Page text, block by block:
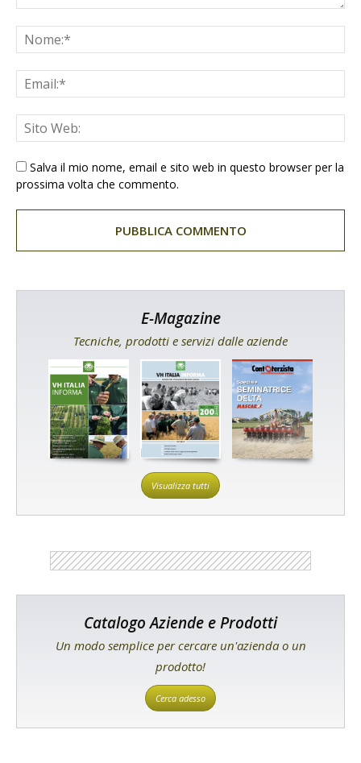
Salva il mio nome, email e sito web in questo browser per la
prossima volta che commento.
E-Magazine
Tecniche, prodotti e servizi dalle aziende
Visualizza tutti
Catalogo Aziende e Prodotti
Un modo semplice per cercare un'azienda o un
prodotto!
Cerca adesso